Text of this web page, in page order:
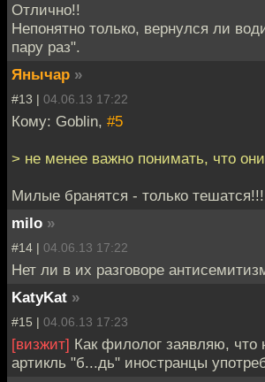
Отлично!!
Непонятно только, вернулся ли
пару раз".
Янычар »
#13 | 04.06.13 17:22
Кому: Goblin, #5
> не менее важно понимать, что
Милые бранятся - только тешатся!!!
milo »
#14 | 04.06.13 17:22
Нет ли в их разговоре
KatyKat »
#15 | 04.06.13 17:23
[визжит] Как филолог заявляю, что
артикль "б...дь" иностранцы